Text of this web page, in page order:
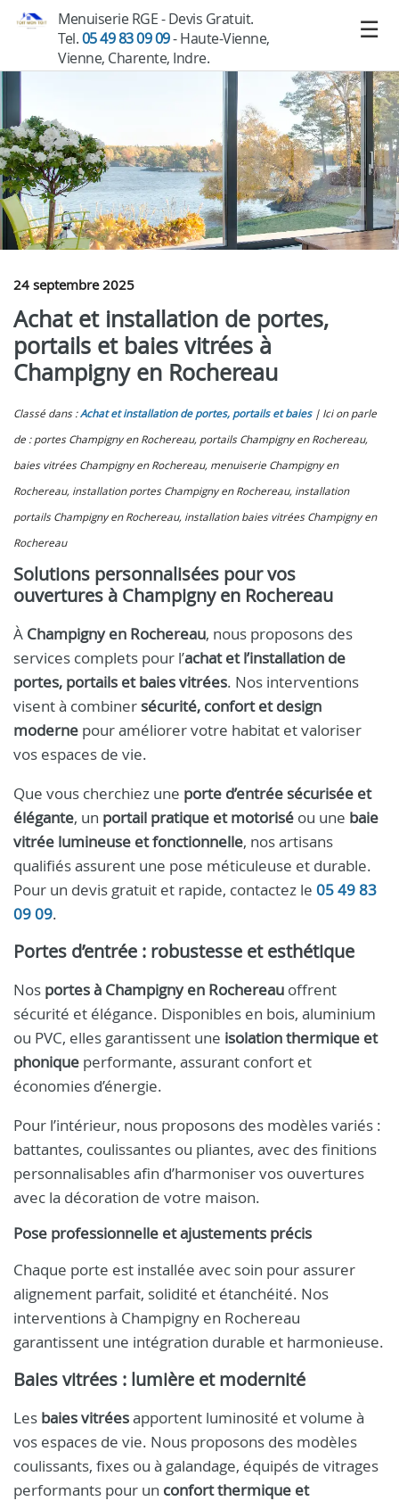
Menuiserie RGE - Devis Gratuit.
Tel.05 49 83 09 09- Haute-Vienne,
Vienne, Charente, Indre.
24 septembre 2025
Achat et installation de portes,
portails et baies vitrées à
Champigny en Rochereau
Classé dans :Achat et installation de portes, portails et baies
Ici on parle
de : portes Champigny en Rochereau, portails Champigny en Rochereau,
baies vitrées Champigny en Rochereau, menuiserie Champigny en
Rochereau, installation portes Champigny en Rochereau, installation
portails Champigny en Rochereau, installation baies vitrées Champigny en
Rochereau
Solutions personnalisées pour vos
ouvertures à Champigny en Rochereau
À Champigny en Rochereau, nous proposons des
services complets pour l’achat et l’installation de
portes, portails et baies vitrées. Nos interventions
visent à combiner sécurité, confort et design
moderne pour améliorer votre habitat et valoriser
vos espaces de vie.
Que vous cherchiez une porte d’entrée sécurisée et
élégante, un portail pratique et motorisé ou une baie
vitrée lumineuse et fonctionnelle, nos artisans
qualifiés assurent une pose méticuleuse et durable.
Pour un devis gratuit et rapide, contactez le 05 49 83
09 09.
Portes d’entrée : robustesse et esthétique
Nos portes à Champigny en Rochereau offrent
sécurité et élégance. Disponibles en bois, aluminium
ou PVC, elles garantissent une isolation thermique et
phonique performante, assurant confort et
économies d’énergie.
Pour l’intérieur, nous proposons des modèles variés :
battantes, coulissantes ou pliantes, avec des finitions
personnalisables afin d’harmoniser vos ouvertures
avec la décoration de votre maison.
Pose professionnelle et ajustements précis
Chaque porte est installée avec soin pour assurer
alignement parfait, solidité et étanchéité. Nos
interventions à Champigny en Rochereau
garantissent une intégration durable et harmonieuse.
Baies vitrées : lumière et modernité
Les baies vitréesapportent luminosité et volume à
vos espaces de vie. Nous proposons des modèles
coulissants, fixes ou à galandage, équipés de vitrages
performants pour un confort thermique et